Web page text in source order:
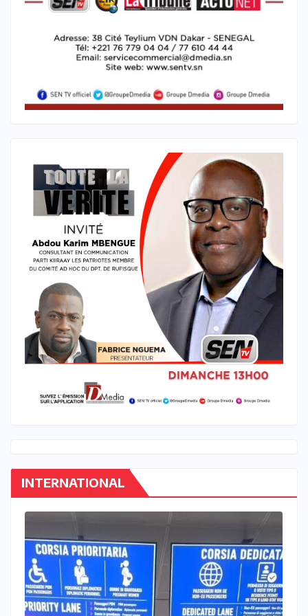
INTERNATIONAL